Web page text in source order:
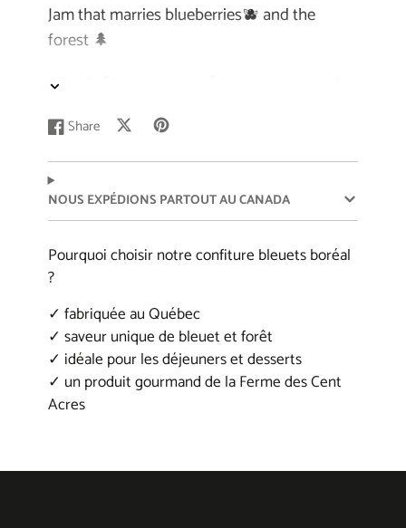
Jam that marries blueberries🫐 and the
forest 🌲
212 ml of happiness as if you were out in the
even on your croissants
Ingredients: blueberries, maple syrup, pectin,
lemon juice, dried spruce needles
Click here to get the nutritional values of
boreal blueberry jam
Share
Share
Facebook
Opens
a
new
window.
Post
Opens
new
Pin
Opens
new
NOUS EXPÉDIONS PARTOUT AU CANADA
Pourquoi choisir notre confiture bleuets boréal
?
✓ fabriquée au Québec
✓ saveur unique de bleuet et forêt
✓ idéale pour les déjeuners et desserts
✓ un produit gourmand de la Ferme des Cent
Acres